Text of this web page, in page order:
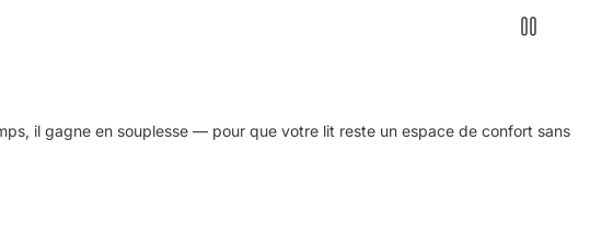
il gagne en souplesse — pour que votre lit reste un espace de confort sans